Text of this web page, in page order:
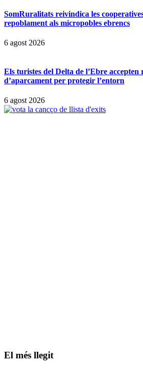
SomRuralitats reivindica les
repoblament als micropobles ebrencs
6 agost 2026
Els turistes del Delta de l’Ebre accepten
d’aparcament per protegir l’entorn
6 agost 2026
El més llegit